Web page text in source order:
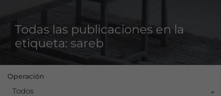
Todas las publicaciones en la
etiqueta: sareb
Operación
Todos